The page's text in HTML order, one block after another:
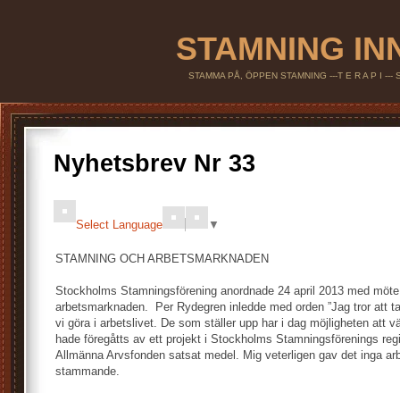
STAMNING
STAMMA PÅ, ÖPPEN STAMNING ---T E R A P I
Nyhetsbrev Nr 33
Select Language ▼
STAMNING OCH ARBETSMARKNADEN
Stockholms Stamningsförening anordnade 24 april 2013 med
arbetsmarknaden. Per Rydegren inledde med orden ”Jag tror att
vi göra i arbetslivet. De som ställer upp har i dag möjligheten att
hade föregåtts av ett projekt i Stockholms Stamningsförenings
Allmänna Arvsfonden satsat medel. Mig veterligen gav det inga
stammande.